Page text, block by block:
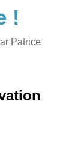
!
Patrice